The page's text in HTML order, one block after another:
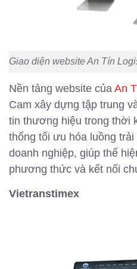
Giao diện website An Tín
Nền tảng website của An
Cam xây dựng tập trung
tin thương hiệu trong thời
thống tối ưu hóa luồng
doanh nghiệp, giúp thể
phương thức và kết nối
Vietranstimex